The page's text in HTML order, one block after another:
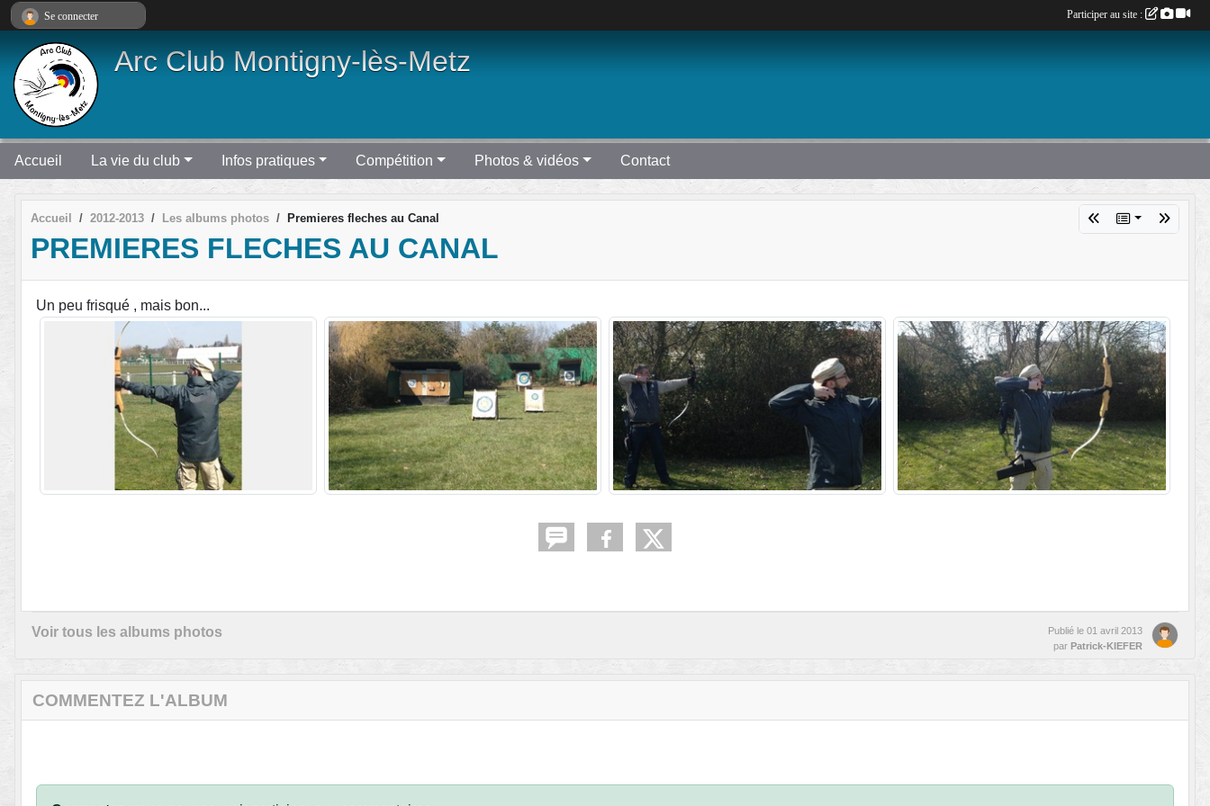
Arc Club Montigny-lès-Metz
Accueil La vie du club Infos pratiques Compétition Photos & vidéos Contact
Accueil 2012-2013 Les albums photos Premieres fleches au Canal
PREMIERES FLECHES AU CANAL
Un peu frisqué , mais bon...
Voir tous les albums photos Publié le 01 avril 2013
par Patrick-KIEFER
COMMENTEZ L'ALBUM
Se connecter Participer au site :
Panneau de gestion des cookies